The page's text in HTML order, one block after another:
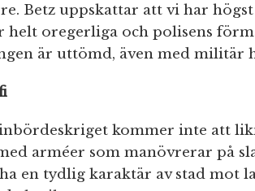
Betz uppskattar att vi har
helt oregerliga och polisens
är uttömd, även med militär
kommer inte att
arméer som manövrerar på
en tydlig karaktär av stad mot